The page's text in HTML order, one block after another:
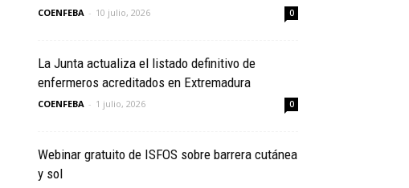
COENFEBA - 10 julio, 2026 0
La Junta actualiza el listado definitivo de
enfermeros acreditados en Extremadura
COENFEBA - 1 julio, 2026 0
Webinar gratuito de ISFOS sobre barrera cutánea
y sol